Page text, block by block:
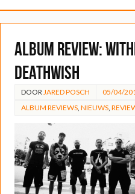
ALBUM REVIEW:
Deathwish
DOOR JARED POSCH
05/04/
ALBUM REVIEWS, NIEUWS,